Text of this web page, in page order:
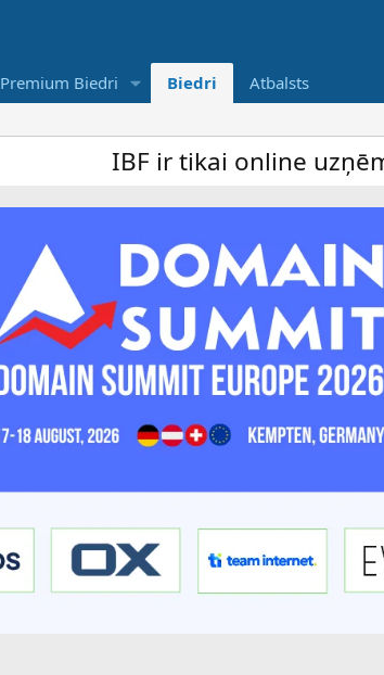
Premium Biedri Biedri Atbalsts
IBF ir tikai online